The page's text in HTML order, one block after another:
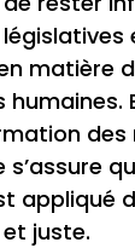
matière
humaines.
des
s’assure
appliqué
juste.